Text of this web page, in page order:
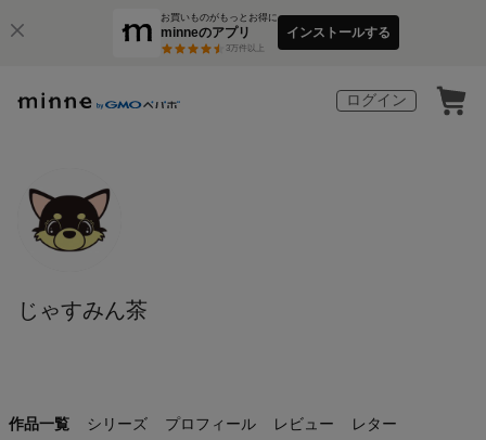
お買いものがもっとお得に
minneのアプリ
3万件以上
インストールする
ログイン
じゃすみん茶
作品一覧 シリーズ プロフィール レビュー レター